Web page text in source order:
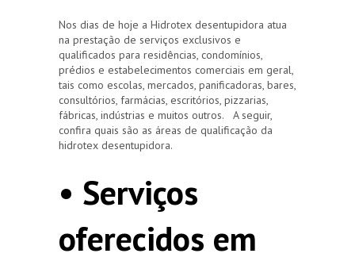
Nos dias de hoje a Hidrotex desentupidora atua
na prestação de serviços exclusivos e
qualificados para residências, condomínios,
prédios e estabelecimentos comerciais em geral,
tais como escolas, mercados, panificadoras, bares,
consultórios, farmácias, escritórios, pizzarias,
fábricas, indústrias e muitos outros. A seguir,
confira quais são as áreas de qualificação da
hidrotex desentupidora.
• Serviços
oferecidos em